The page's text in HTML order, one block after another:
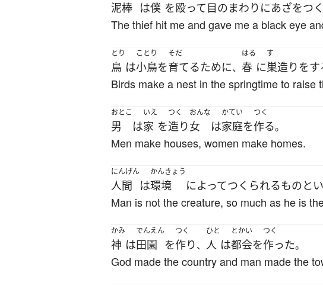
泥棒 は僕 を殴って目のまわり にあざをつ
The thief hit me and gave me a black eye
とり
鳥 は
ことり
小鳥を
そだ
育てるために、
はる
春 に
す
巣造り をす
Birds make a nest in the springtime to raise
おとこ
男 は
いえ
家 を
つく
造り
おんな
女 は
かてい
家庭を
つく
作る。
Men make houses, women make homes.
にんげん
人間 は
かんきょう
環境 によってつくられるものと
Man is not the creature, so much as he is
かみ
神 は
でんえん
田園 を
つく
作り、
ひと
人 は
とかい
都会を
つく
作った。
God made the country and man made the